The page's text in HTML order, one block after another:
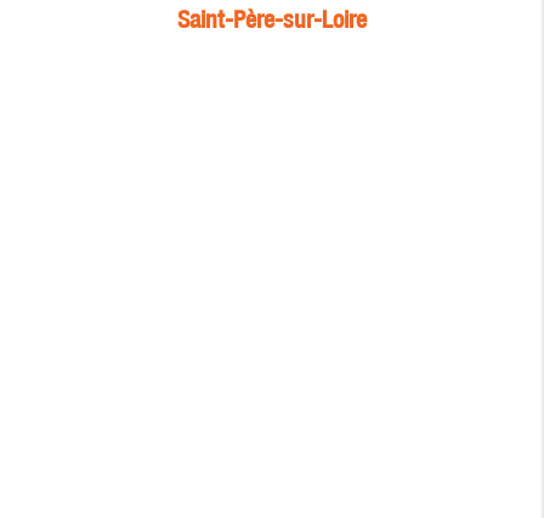
Saint-Père-sur-Loire